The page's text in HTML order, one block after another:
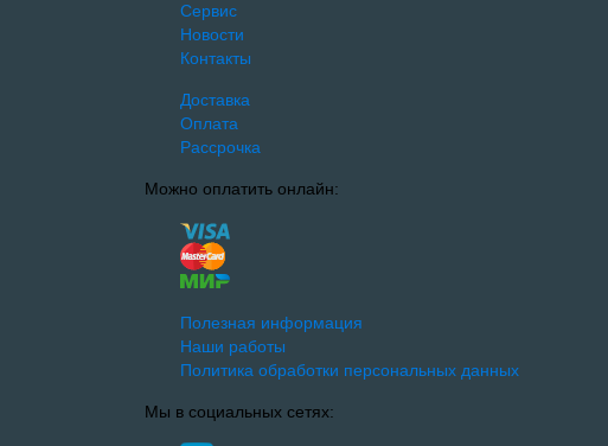
Сервис
Новости
Контакты
Доставка
Оплата
Рассрочка
Можно оплатить онлайн:
Полезная информация
Наши работы
Политика обработки персональных данных
Мы в социальных сетях: